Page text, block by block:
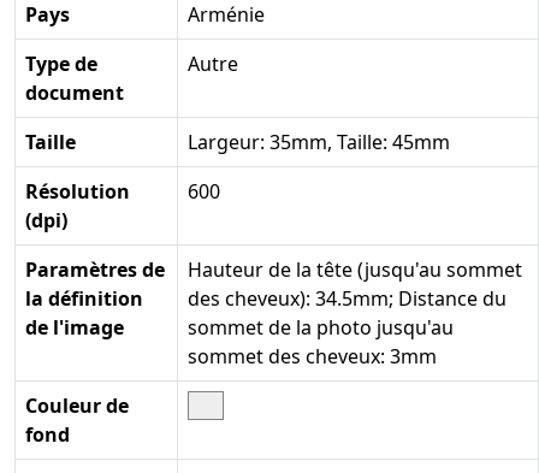
Pays
Arménie
Type de
document
Autre
Taille
Largeur: 35mm, Taille: 45mm
Résolution
(dpi)
600
Paramètres de
la définition
de l'image
Hauteur de la tête (jusqu'au sommet
des cheveux): 34.5mm; Distance du
sommet de la photo jusqu'au
sommet des cheveux: 3mm
Couleur de
fond